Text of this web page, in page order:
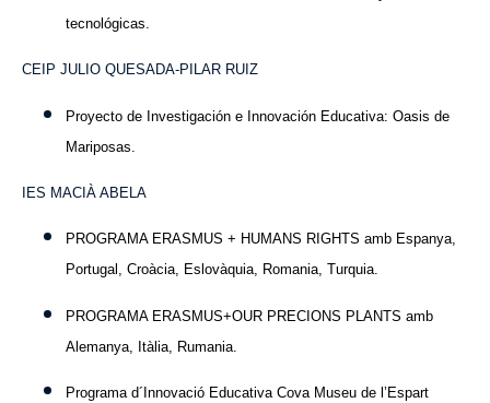
tecnológicas.
CEIP JULIO QUESADA-PILAR RUIZ
Proyecto de Investigación e Innovación Educativa: Oasis de
Mariposas.
IES MACIÀ ABELA
PROGRAMA ERASMUS + HUMANS RIGHTS amb Espanya,
Portugal, Croàcia, Eslovàquia, Romania, Turquia.
PROGRAMA ERASMUS+OUR PRECIONS PLANTS amb
Alemanya, Itàlia, Rumania.
Programa d´Innovació Educativa Cova Museu de l’Espart